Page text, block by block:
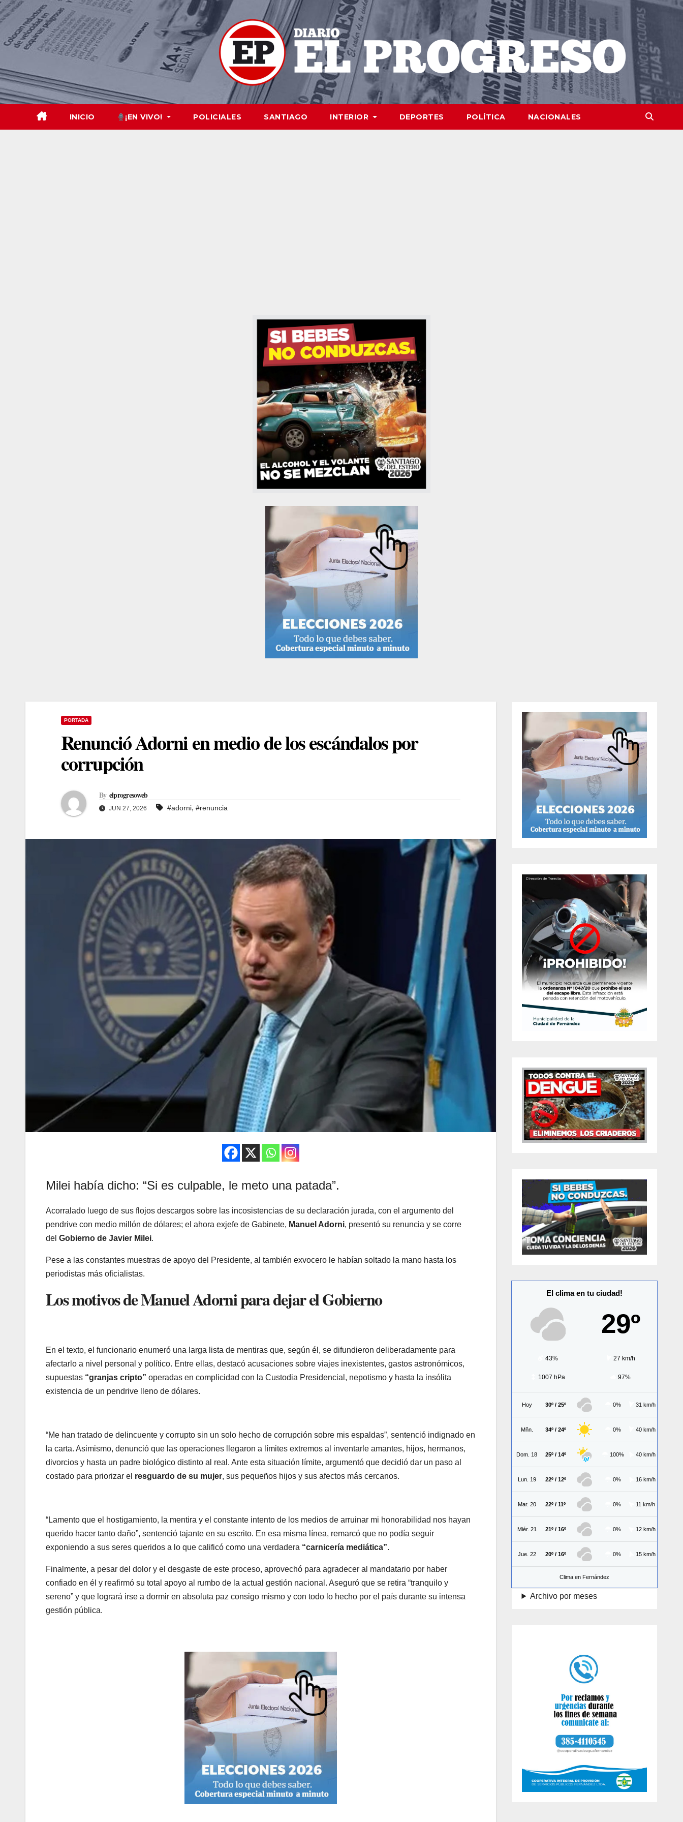
Skip
to
content
INICIO ¡EN VIVO! POLICIALES SANTIAGO INTERIOR DEPORTES POLÍTICA NACIONALES
PORTADA
Renunció Adorni en medio de los escándalos por
corrupción
By elprogresoweb
JUN 27, 2026 #adorni, #renuncia
Milei había dicho: “Si es culpable, le meto una patada”.
Acorralado luego de sus flojos descargos sobre las incosistencias de su declaración jurada, con el argumento del
pendrive con medio millón de dólares; el ahora exjefe de Gabinete, Manuel Adorni, presentó su renuncia y se corre
del Gobierno de Javier Milei.
Pese a las constantes muestras de apoyo del Presidente, al también exvocero le habían soltado la mano hasta los
periodistas más oficialistas.
Los motivos de Manuel Adorni para dejar el Gobierno
En el texto, el funcionario enumeró una larga lista de mentiras que, según él, se difundieron deliberadamente para
afectarlo a nivel personal y político. Entre ellas, destacó acusaciones sobre viajes inexistentes, gastos astronómicos,
supuestas “granjas cripto” operadas en complicidad con la Custodia Presidencial, nepotismo y hasta la insólita
existencia de un pendrive lleno de dólares.
“Me han tratado de delincuente y corrupto sin un solo hecho de corrupción sobre mis espaldas”, sentenció indignado en
la carta. Asimismo, denunció que las operaciones llegaron a límites extremos al inventarle amantes, hijos, hermanos,
divorcios y hasta un padre biológico distinto al real. Ante esta situación límite, argumentó que decidió dar un paso al
costado para priorizar el resguardo de su mujer, sus pequeños hijos y sus afectos más cercanos.
“Lamento que el hostigamiento, la mentira y el constante intento de los medios de arruinar mi honorabilidad nos hayan
querido hacer tanto daño”, sentenció tajante en su escrito. En esa misma línea, remarcó que no podía seguir
exponiendo a sus seres queridos a lo que calificó como una verdadera “carnicería mediática”.
Finalmente, a pesar del dolor y el desgaste de este proceso, aprovechó para agradecer al mandatario por haber
confiado en él y reafirmó su total apoyo al rumbo de la actual gestión nacional. Aseguró que se retira “tranquilo y
sereno” y que logrará irse a dormir en absoluta paz consigo mismo y con todo lo hecho por el país durante su intensa
gestión pública.
El clima en tu ciudad!
29º
43% 27 km/h
1007 hPa 97%
Hoy 30º / 25º 0% 31 km/h
Mñn. 34º / 24º 0% 40 km/h
Dom. 18 25º / 14º 100% 40 km/h
Lun. 19 22º / 12º 0% 16 km/h
Mar. 20 22º / 11º 0% 11 km/h
Miér. 21 21º / 16º 0% 12 km/h
Jue. 22 20º / 16º 0% 15 km/h
Clima en Fernández
Archivo por meses